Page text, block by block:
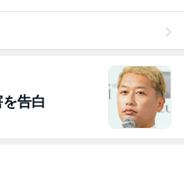
告白